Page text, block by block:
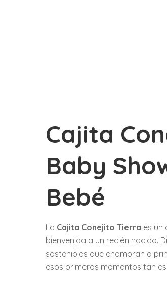
Cajita
Baby
Bebé
La Cajita Conejito Tierra es un
bienvenida a un recién nacido.
sostenibles que enamoran a
esos primeros momentos tan